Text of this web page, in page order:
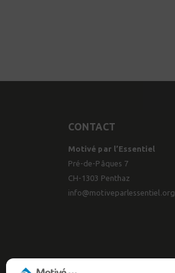
CONTACT
Motivé par l’Essentiel
Pré-de-Pâques 7
CH-1303 Penthaz
info@motiveparlessentiel.org